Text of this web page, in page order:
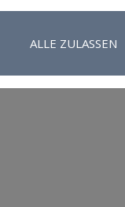
ALLE ZULASSEN